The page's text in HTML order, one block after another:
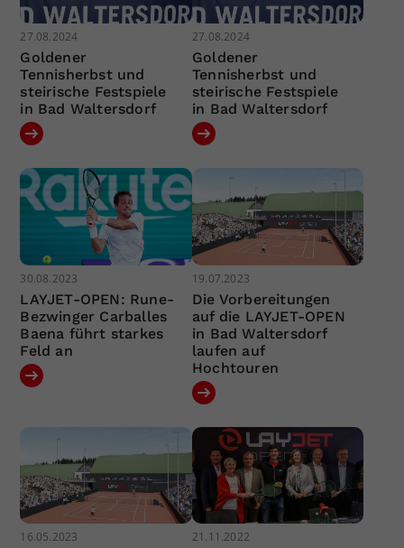
27.08.2024
Goldener
Tennisherbst und
steirische Festspiele
in Bad Waltersdorf
27.08.2024
Goldener
Tennisherbst und
steirische Festspiele
in Bad Waltersdorf
30.08.2023
LAYJET-OPEN: Rune-
Bezwinger Carballes
Baena führt starkes
Feld an
19.07.2023
Die Vorbereitungen
auf die LAYJET-OPEN
in Bad Waltersdorf
laufen auf
Hochtouren
16.05.2023 21.11.2022